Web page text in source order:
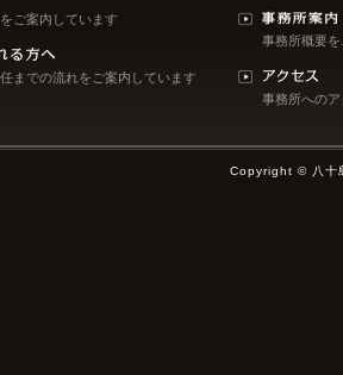
ご案内しています
までの流れをご案内しています
事務所概要
事務所への
Copyright © 八十